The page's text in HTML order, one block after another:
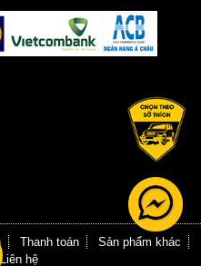
Thanh toán
Sản phẩm khác
Liên hệ